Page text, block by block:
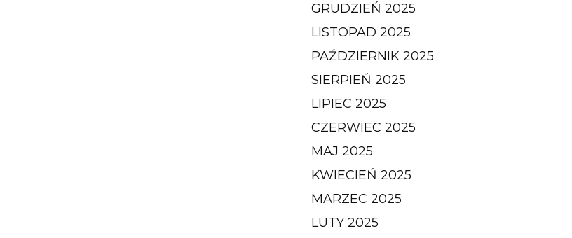
GRUDZIEŃ 2025
LISTOPAD 2025
PAŹDZIERNIK 2025
SIERPIEŃ 2025
LIPIEC 2025
CZERWIEC 2025
MAJ 2025
KWIECIEŃ 2025
MARZEC 2025
LUTY 2025